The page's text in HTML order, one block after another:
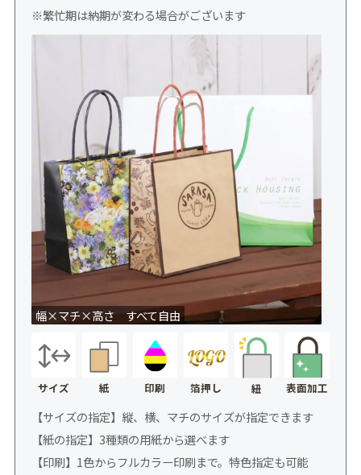
※繁忙期は納期が変わる場合がございます
幅×マチ×高さ すべて自由
サイズ 紙 印刷 箔押し 紐 表面加工
【サイズの指定】縦、横、マチのサイズが指定できます
【紙の指定】3種類の用紙から選べます
【印刷】1色からフルカラー印刷まで。特色指定も可能